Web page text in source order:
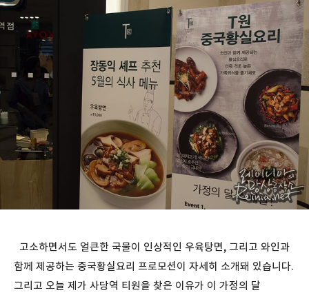
고소하면서도 얼큰한 국물이 인상적인 우육탕면, 그리고 와인과
함께 제공하는 중국황실요리 프로모션이 자세히 소개돼 있습니다.
그리고 오늘 제가 사당역 티원을 찾은 이유가 이 가정의 달